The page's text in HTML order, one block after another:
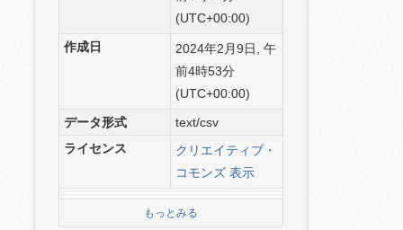
(UTC+00:00)
作成日
2024年2月9日, 午
前4時53分
(UTC+00:00)
データ形式
text/csv
ライセンス
クリエイティブ・
コモンズ 表示
もっとみる